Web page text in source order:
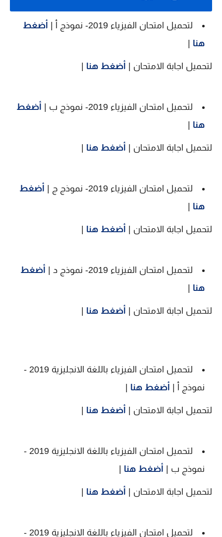
لتحميل امتحان الفيزياء 2019- نموذج أ |
أضغط
هنا
لتحميل اجابة الامتحان | أضغط هنا
لتحميل امتحان الفيزياء 2019- نموذج ب |
أضغط
هنا
لتحميل اجابة الامتحان | أضغط هنا
لتحميل امتحان الفيزياء 2019- نموذج ج |
أضغط
هنا
لتحميل اجابة الامتحان | أضغط هنا
لتحميل امتحان الفيزياء 2019- نموذج د |
أضغط
هنا
لتحميل اجابة الامتحان | أضغط هنا
لتحميل امتحان الفيزياء باللغة الانجليزية 2019 -
نموذج أ | أضغط هنا
لتحميل اجابة الامتحان | أضغط هنا
لتحميل امتحان الفيزياء باللغة الانجليزية 2019 -
نموذج ب | أضغط هنا
لتحميل اجابة الامتحان | أضغط هنا
لتحميل امتحان الفيزياء باللغة الانجليزية 2019 -